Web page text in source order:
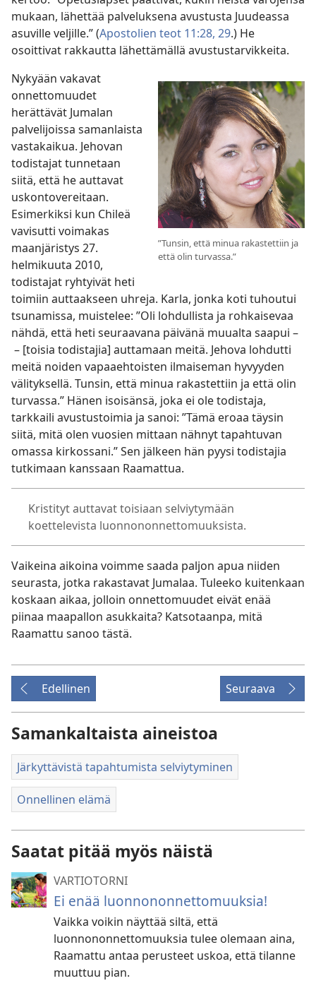
mukaan, lähettää palveluksena avustusta Juudeassa
asuville veljille.” (Apostolien teot 11:28, 29.) He
osoittivat rakkautta lähettämällä avustustarvikkeita.
”Tunsin, että minua rakastettiin ja
että olin turvassa.”
Nykyään vakavat
onnettomuudet
herättävät Jumalan
palvelijoissa samanlaista
vastakaikua. Jehovan
todistajat tunnetaan
siitä, että he auttavat
uskontovereitaan.
Esimerkiksi kun Chileä
vavisutti voimakas
maanjäristys 27.
helmikuuta 2010,
todistajat ryhtyivät heti
toimiin auttaakseen uhreja. Karla, jonka koti tuhoutui
tsunamissa, muistelee: ”Oli lohdullista ja rohkaisevaa
nähdä, että heti seuraavana päivänä muualta saapui –
– [toisia todistajia] auttamaan meitä. Jehova lohdutti
meitä noiden vapaaehtoisten ilmaiseman hyvyyden
välityksellä. Tunsin, että minua rakastettiin ja että olin
turvassa.” Hänen isoisänsä, joka ei ole todistaja,
tarkkaili avustustoimia ja sanoi: ”Tämä eroaa täysin
siitä, mitä olen vuosien mittaan nähnyt tapahtuvan
omassa kirkossani.” Sen jälkeen hän pyysi todistajia
tutkimaan kanssaan Raamattua.
Kristityt auttavat toisiaan selviytymään
koettelevista luonnononnettomuuksista.
Vaikeina aikoina voimme saada paljon apua niiden
seurasta, jotka rakastavat Jumalaa. Tuleeko kuitenkaan
koskaan aikaa, jolloin onnettomuudet eivät enää
piinaa maapallon asukkaita? Katsotaanpa, mitä
Raamattu sanoo tästä.
Edellinen Seuraava
Samankaltaista aineistoa
Järkyttävistä tapahtumista selviytyminen
Onnellinen elämä
Saatat pitää myös näistä
VARTIOTORNI
Ei enää luonnononnettomuuksia!
Vaikka voikin näyttää siltä, että
luonnononnettomuuksia tulee olemaan aina,
Raamattu antaa perusteet uskoa, että tilanne
muuttuu pian.